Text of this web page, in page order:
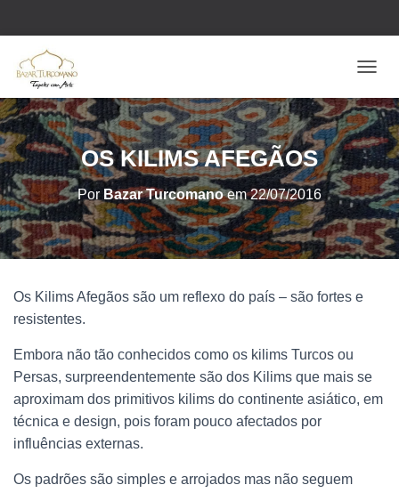
OS KILIMS AFEGÃOS
Por Bazar Turcomanoem22/07/2016
Os Kilims Afegãos são um reflexo do país – são fortes e
resistentes.
Embora não tão conhecidos como os kilims Turcos ou
Persas, surpreendentemente são dos Kilims que mais se
aproximam dos primitivos kilims do continente asiático, em
técnica e design, pois foram pouco afectados por
influências externas.
Os padrões são simples e arrojados mas não seguem